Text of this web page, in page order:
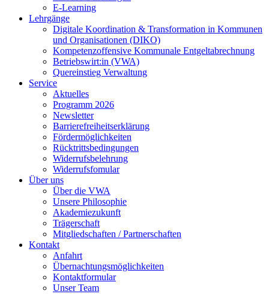
E-Learning
Lehrgänge
Digitale Koordination & Transformation in Kommunen
und Organisationen (DIKO)
Kompetenzoffensive Kommunale Entgeltabrechnung
Betriebswirt:in (VWA)
Quereinstieg Verwaltung
Service
Aktuelles
Programm 2026
Newsletter
Barrierefreiheitserklärung
Fördermöglichkeiten
Rücktrittsbedingungen
Widerrufsbelehrung
Widerrufsfomular
Über uns
Über die VWA
Unsere Philosophie
Akademiezukunft
Trägerschaft
Mitgliedschaften / Partnerschaften
Kontakt
Anfahrt
Übernachtungsmöglichkeiten
Kontaktformular
Unser Team